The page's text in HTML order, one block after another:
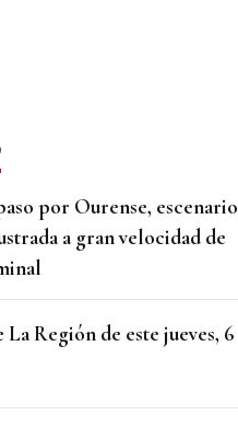
por Ourense, escenario
a gran velocidad de
Región de este jueves, 6